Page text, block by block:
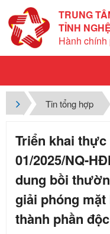
TRUNG
TỈNH
Hành chính
Tin tổng hợp
Triển khai
01/2025/NQ-
dung bồi
giải phóng
thành phần